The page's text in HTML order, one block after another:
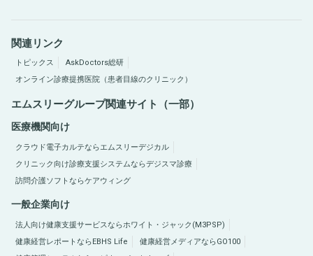
関連リンク
トピックス
AskDoctors総研
オンライン診療提携医院（患者目線のクリニック）
エムスリーグループ関連サイト（一部）
医療機関向け
クラウド電子カルテならエムスリーデジカル
クリニック向け診療支援システムならデジスマ診療
訪問介護ソフトならケアウィング
一般企業向け
法人向け健康支援サービスならホワイト・ジャック(M3PSP)
健康経営レポートならEBHS Life
健康経営メディアならGO100